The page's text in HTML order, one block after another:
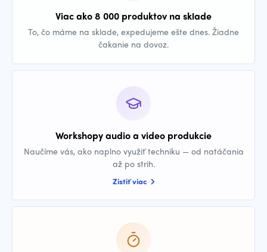
Viac ako 8 000 produktov na sklade
To, čo máme na sklade, expedujeme ešte dnes. Žiadne
čakanie na dovoz.
Workshopy audio a video produkcie
Naučíme vás, ako naplno využiť techniku — od natáčania
až po strih.
Zistiť viac